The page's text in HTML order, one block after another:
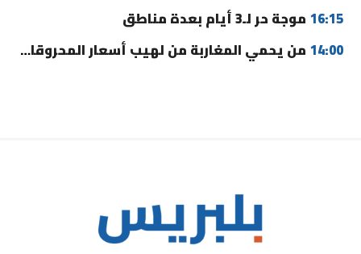
16:15 موجة حر لـ3 أيام بعدة مناطق
14:00 من يحمي المغاربة من لهيب أسعار المحروقات؟